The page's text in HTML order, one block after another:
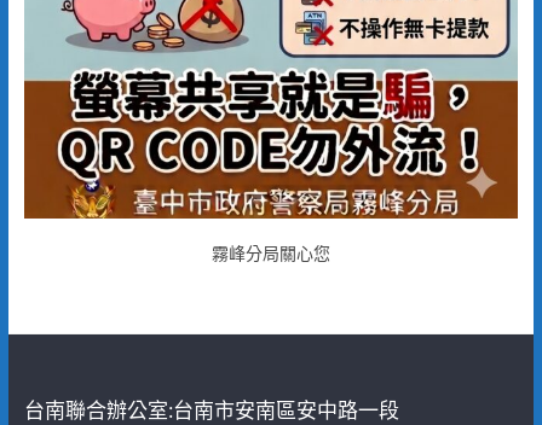
霧峰分局關心您
台南聯合辦公室:台南市安南區安中路一段